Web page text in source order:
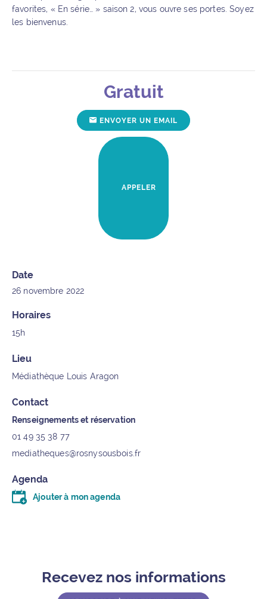
favorites, « En série… » saison 2, vous ouvre ses portes. Soyez
les bienvenus.
Détails de l’événementGratuit
ENVOYER UN EMAIL POUR L'ÉVÉNEMENT
APPELER
POUR L'ÉVÉNEMENT
Date
26 novembre 2022
Horaires
15h
Lieu
Médiathèque Louis Aragon
Contact
Renseignements et réservation
01 49 35 38 77
mediatheques@rosnysousbois.fr
Agenda
Ajouter à mon agenda
Télécharger le fichier .ics (moins d’un kilo-octet)
Recevez nos informations